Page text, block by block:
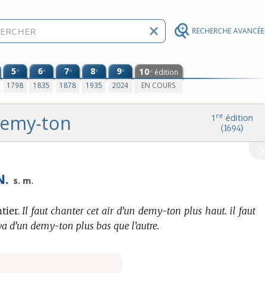
RECHERCHE AVANCÉE
5e
1798
6e
1835
7e
1878
8e
1935
9e
2024
10e édition
EN COURS
1 re édition
(1694)
ton
s. m.
Il faut chanter cet air d’un demy-ton plus haut. il faut
d’un demy-ton plus bas que l’autre.